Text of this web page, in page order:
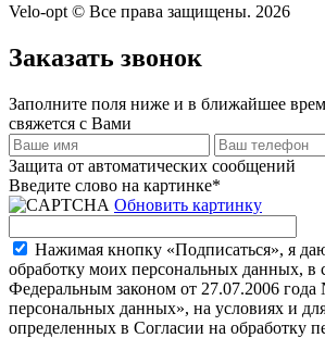
Velo-opt © Все права защищены. 2026
Заказать звонок
Заполните поля ниже и в ближайшее
свяжется с Вами
Защита от автоматических сообщений
Введите слово на картинке*
Обновить картинку
Нажимая кнопку «Подписаться», я
обработку моих персональных данных, в
Федеральным законом от 27.07.2006
персональных данных», на условиях и
определенных в Согласии на обработку